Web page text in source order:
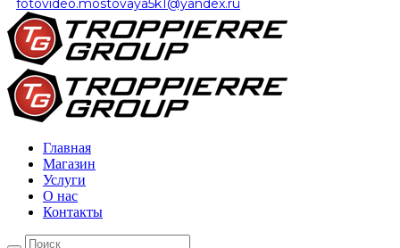
fotovideo.mostovaya5k1@yandex.ru
Главная
Магазин
Услуги
О нас
Контакты